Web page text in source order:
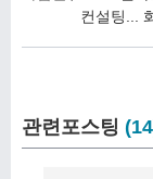
컨설팅...
관련포스팅